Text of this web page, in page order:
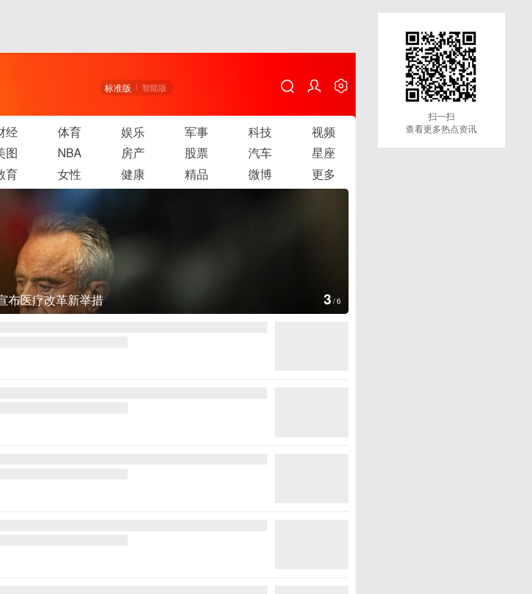
标准版 智能版
经 体育 娱乐 军事 科技
视频
图
NBA 房产 股票 汽车
星座
育
女性 健康 精品 微博 更多
乡村风光如画 4 /6
扫一扫
查看更多热点资讯
扫一扫
查看更多热点资讯